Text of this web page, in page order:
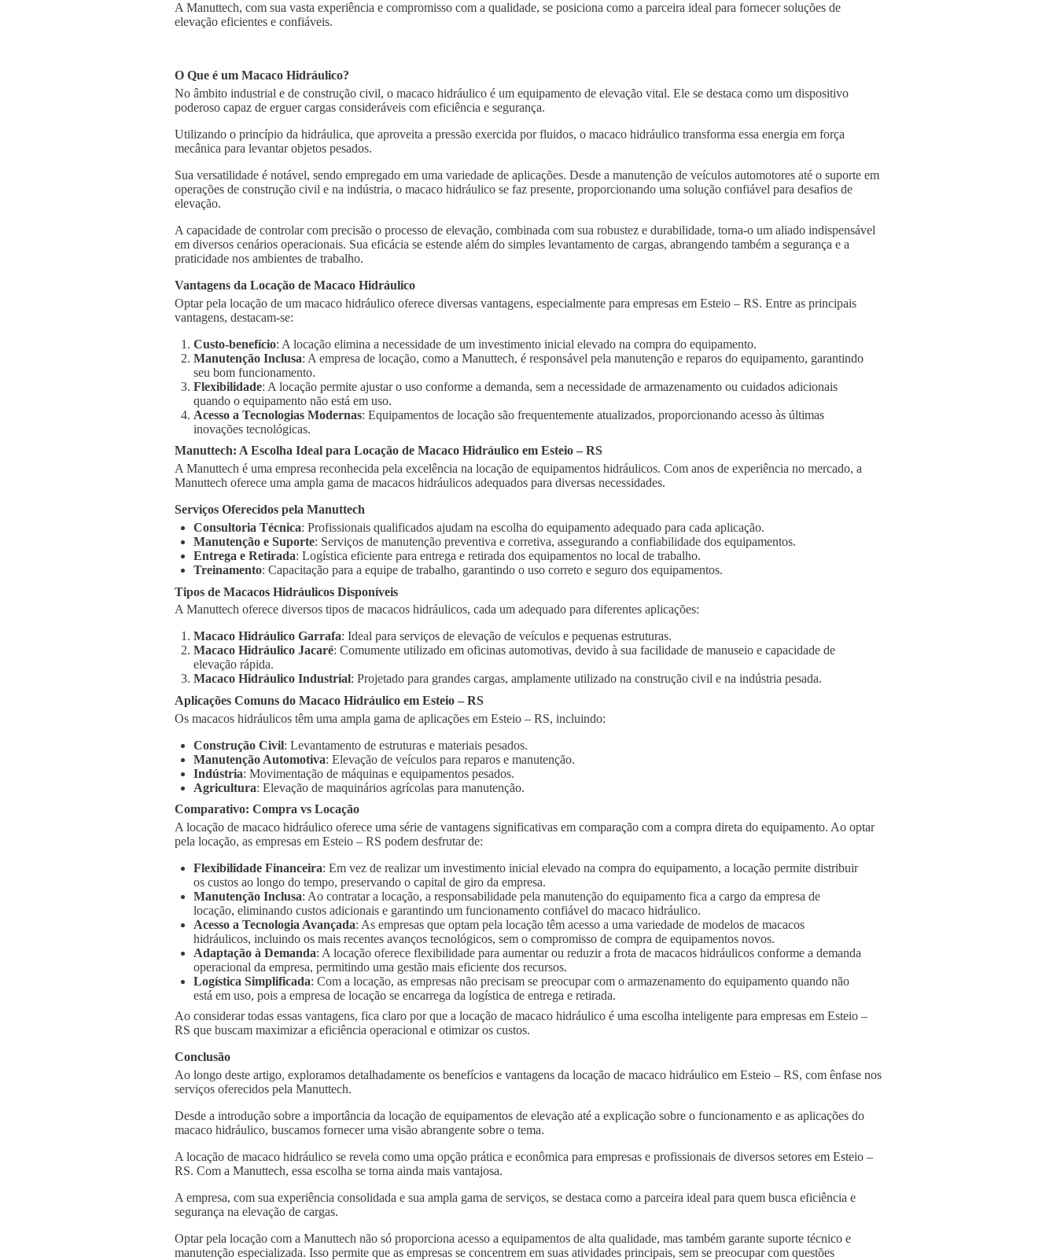
A Manuttech, com sua vasta experiência e compromisso com a qualidade, se posiciona como a parceira ideal para fornecer soluções de
elevação eficientes e confiáveis.
O Que é um Macaco Hidráulico?
No âmbito industrial e de construção civil, o macaco hidráulico é um equipamento de elevação vital. Ele se destaca como um dispositivo
poderoso capaz de erguer cargas consideráveis com eficiência e segurança.
Utilizando o princípio da hidráulica, que aproveita a pressão exercida por fluidos, o macaco hidráulico transforma essa energia em força
mecânica para levantar objetos pesados.
Sua versatilidade é notável, sendo empregado em uma variedade de aplicações. Desde a manutenção de veículos automotores até o suporte em
operações de construção civil e na indústria, o macaco hidráulico se faz presente, proporcionando uma solução confiável para desafios de
elevação.
A capacidade de controlar com precisão o processo de elevação, combinada com sua robustez e durabilidade, torna-o um aliado indispensável
em diversos cenários operacionais. Sua eficácia se estende além do simples levantamento de cargas, abrangendo também a segurança e a
praticidade nos ambientes de trabalho.
Vantagens da Locação de Macaco Hidráulico
Optar pela locação de um macaco hidráulico oferece diversas vantagens, especialmente para empresas em Esteio – RS. Entre as principais
vantagens, destacam-se:
Custo-benefício: A locação elimina a necessidade de um investimento inicial elevado na compra do equipamento.
Manutenção Inclusa: A empresa de locação, como a Manuttech, é responsável pela manutenção e reparos do equipamento, garantindo
seu bom funcionamento.
Flexibilidade: A locação permite ajustar o uso conforme a demanda, sem a necessidade de armazenamento ou cuidados adicionais
quando o equipamento não está em uso.
Acesso a Tecnologias Modernas: Equipamentos de locação são frequentemente atualizados, proporcionando acesso às últimas
inovações tecnológicas.
Manuttech: A Escolha Ideal para Locação de Macaco Hidráulico em Esteio – RS
A Manuttech é uma empresa reconhecida pela excelência na locação de equipamentos hidráulicos. Com anos de experiência no mercado, a
Manuttech oferece uma ampla gama de macacos hidráulicos adequados para diversas necessidades.
Serviços Oferecidos pela Manuttech
Consultoria Técnica: Profissionais qualificados ajudam na escolha do equipamento adequado para cada aplicação.
Manutenção e Suporte: Serviços de manutenção preventiva e corretiva, assegurando a confiabilidade dos equipamentos.
Entrega e Retirada: Logística eficiente para entrega e retirada dos equipamentos no local de trabalho.
Treinamento: Capacitação para a equipe de trabalho, garantindo o uso correto e seguro dos equipamentos.
Tipos de Macacos Hidráulicos Disponíveis
A Manuttech oferece diversos tipos de macacos hidráulicos, cada um adequado para diferentes aplicações:
Macaco Hidráulico Garrafa: Ideal para serviços de elevação de veículos e pequenas estruturas.
Macaco Hidráulico Jacaré: Comumente utilizado em oficinas automotivas, devido à sua facilidade de manuseio e capacidade de
elevação rápida.
Macaco Hidráulico Industrial: Projetado para grandes cargas, amplamente utilizado na construção civil e na indústria pesada.
Aplicações Comuns do Macaco Hidráulico em Esteio – RS
Os macacos hidráulicos têm uma ampla gama de aplicações em Esteio – RS, incluindo:
Construção Civil: Levantamento de estruturas e materiais pesados.
Manutenção Automotiva: Elevação de veículos para reparos e manutenção.
Indústria: Movimentação de máquinas e equipamentos pesados.
Agricultura: Elevação de maquinários agrícolas para manutenção.
Comparativo: Compra vs Locação
A locação de macaco hidráulico oferece uma série de vantagens significativas em comparação com a compra direta do equipamento. Ao optar
pela locação, as empresas em Esteio – RS podem desfrutar de:
Flexibilidade Financeira: Em vez de realizar um investimento inicial elevado na compra do equipamento, a locação permite distribuir
os custos ao longo do tempo, preservando o capital de giro da empresa.
Manutenção Inclusa: Ao contratar a locação, a responsabilidade pela manutenção do equipamento fica a cargo da empresa de
locação, eliminando custos adicionais e garantindo um funcionamento confiável do macaco hidráulico.
Acesso a Tecnologia Avançada: As empresas que optam pela locação têm acesso a uma variedade de modelos de macacos
hidráulicos, incluindo os mais recentes avanços tecnológicos, sem o compromisso de compra de equipamentos novos.
Adaptação à Demanda: A locação oferece flexibilidade para aumentar ou reduzir a frota de macacos hidráulicos conforme a demanda
operacional da empresa, permitindo uma gestão mais eficiente dos recursos.
Logística Simplificada: Com a locação, as empresas não precisam se preocupar com o armazenamento do equipamento quando não
está em uso, pois a empresa de locação se encarrega da logística de entrega e retirada.
Ao considerar todas essas vantagens, fica claro por que a locação de macaco hidráulico é uma escolha inteligente para empresas em Esteio –
RS que buscam maximizar a eficiência operacional e otimizar os custos.
Conclusão
Ao longo deste artigo, exploramos detalhadamente os benefícios e vantagens da locação de macaco hidráulico em Esteio – RS, com ênfase nos
serviços oferecidos pela Manuttech.
Desde a introdução sobre a importância da locação de equipamentos de elevação até a explicação sobre o funcionamento e as aplicações do
macaco hidráulico, buscamos fornecer uma visão abrangente sobre o tema.
A locação de macaco hidráulico se revela como uma opção prática e econômica para empresas e profissionais de diversos setores em Esteio –
RS. Com a Manuttech, essa escolha se torna ainda mais vantajosa.
A empresa, com sua experiência consolidada e sua ampla gama de serviços, se destaca como a parceira ideal para quem busca eficiência e
segurança na elevação de cargas.
Optar pela locação com a Manuttech não só proporciona acesso a equipamentos de alta qualidade, mas também garante suporte técnico e
manutenção especializada. Isso permite que as empresas se concentrem em suas atividades principais, sem se preocupar com questões